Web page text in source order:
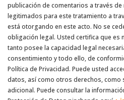
publicación de comentarios a través
legitimados para este tratamiento a
está otorgando en este acto. No se
obligación legal. Usted certifica que es
tanto posee la capacidad legal
consentimiento y todo ello, de
Política de Privacidad. Puede usted
datos, así como otros derechos, como
adicional. Puede consultar la